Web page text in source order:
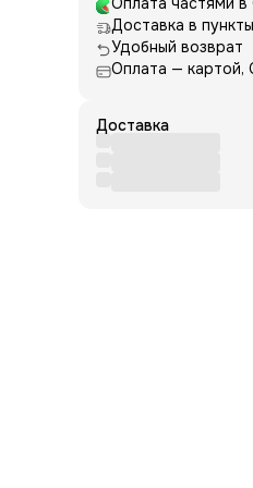
Доставка в
Удобный возврат
Оплата — картой,
Доставка